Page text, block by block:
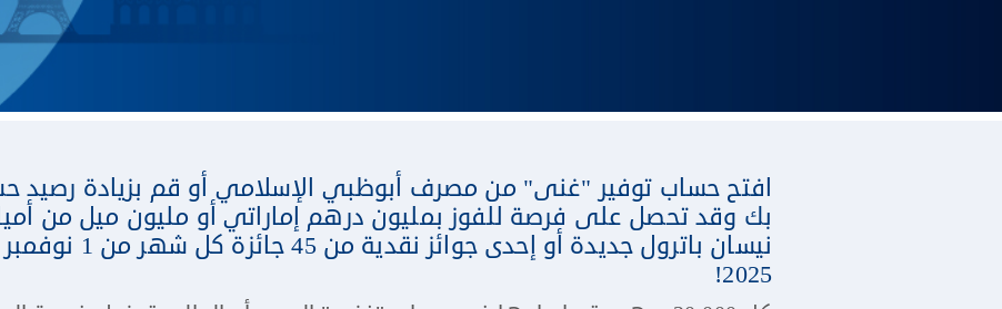
افتح حساب توفير "غنى" من مصرف أبوظبي الإسلامي أو قم بزيادة رصيد
بك وقد تحصل على فرصة للفوز بمليون درهم إماراتي أو مليون ميل من
2025!